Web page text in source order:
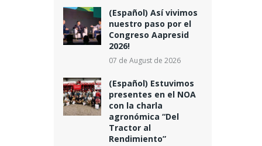
(Español) Así vivimos
nuestro paso por el
Congreso Aapresid
2026!
07 de August de 2026
(Español) Estuvimos
presentes en el NOA
con la charla
agronómica “Del
Tractor al
Rendimiento”